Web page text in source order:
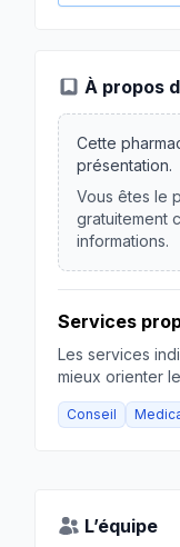
À propos
Cette
présentation.
Vous êtes le
gratuitement
informations.
Services
Les services
mieux orienter
Conseil
L’équipe